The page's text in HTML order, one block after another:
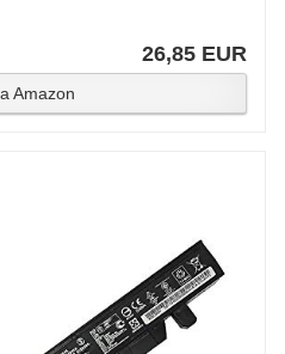
26,85 EUR
Amazon